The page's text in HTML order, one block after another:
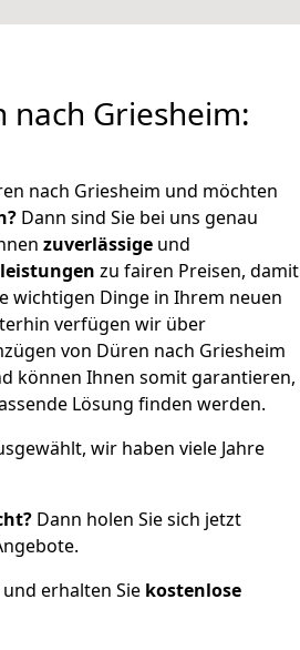
nach Griesheim:
nach Griesheim und möchten
Dann sind Sie bei uns genau
zuverlässige und
zu fairen Preisen, damit
wichtigen Dinge in Ihrem neuen
verfügen wir über
von Düren nach Griesheim
können Ihnen somit garantieren,
Lösung finden werden.
wir haben viele Jahre
Dann holen Sie sich jetzt
erhalten Sie kostenlose